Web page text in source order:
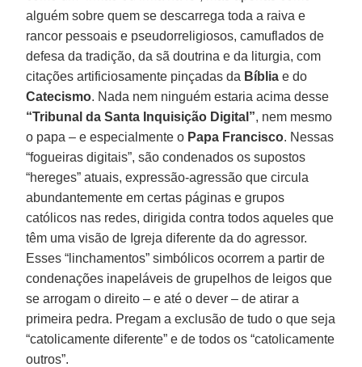
alguém sobre quem se descarrega toda a raiva e
rancor pessoais e pseudorreligiosos, camuflados de
defesa da tradição, da sã doutrina e da liturgia, com
citações artificiosamente pinçadas da Bíblia e do
Catecismo. Nada nem ninguém estaria acima desse
“Tribunal da Santa Inquisição Digital”, nem mesmo
o papa – e especialmente o Papa Francisco. Nessas
“fogueiras digitais”, são condenados os supostos
“hereges” atuais, expressão-agressão que circula
abundantemente em certas páginas e grupos
católicos nas redes, dirigida contra todos aqueles que
têm uma visão de Igreja diferente da do agressor.
Esses “linchamentos” simbólicos ocorrem a partir de
condenações inapeláveis de grupelhos de leigos que
se arrogam o direito – e até o dever – de atirar a
primeira pedra. Pregam a exclusão de tudo o que seja
“catolicamente diferente” e de todos os “catolicamente
outros”.